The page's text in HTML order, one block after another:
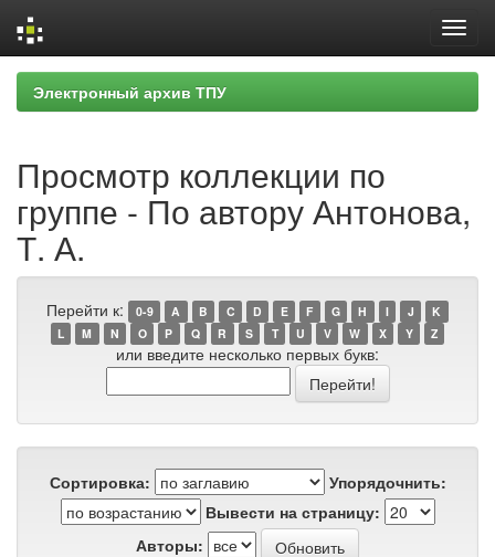
Skip
navigation
Электронный архив ТПУ
Просмотр коллекции по
группе - По автору Антонова,
Т. А.
Перейти к: 0-9 A B C D E F G H I J
K
L
M N O P Q R S T U V W X Y Z
или введите несколько первых букв:
Сортировка:
Упорядочнить:
Вывести на страницу:
Авторы: